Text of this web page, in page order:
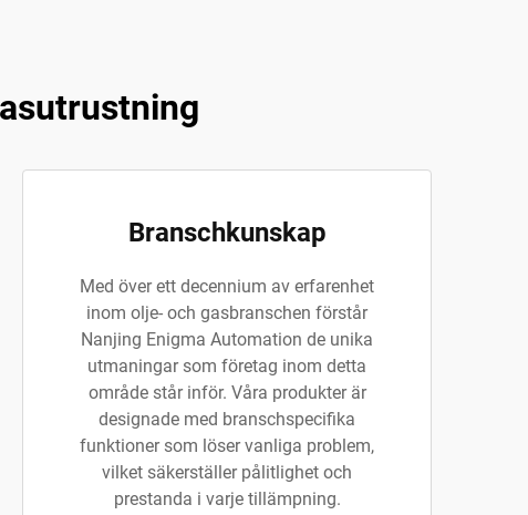
Branschkunskap
Med över ett decennium av erfarenhet
inom olje- och gasbranschen förstår
Nanjing Enigma Automation de unika
utmaningar som företag inom detta
område står inför. Våra produkter är
designade med branschspecifika
funktioner som löser vanliga problem,
vilket säkerställer pålitlighet och
prestanda i varje tillämpning.